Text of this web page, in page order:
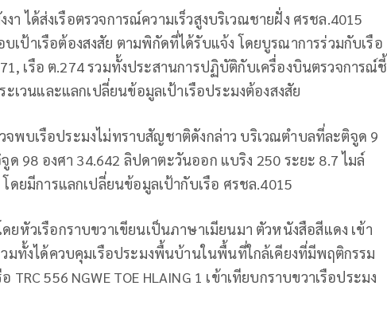
า ได้ส่งเรือตรวจการณ์ความเร็วสูงบริเวณชายฝั่ง ศรชล.4015
เป้าเรือต้องสงสัย ตามพิกัดที่ได้รับแจ้ง โดยบูรณาการร่วมกับเรือ
เรือ ต.274 รวมทั้งประสานการปฏิบัติกับเครื่องบินตรวจการณ์ชี้
เวนและแลกเปลี่ยนข้อมูลเป้าเรือประมงต้องสงสัย
วจพบเรือประมงไม่ทราบสัญชาติดังกล่าว บริเวณตำบลที่ละติจูด 9
ด 98 องศา 34.642 ลิปดาตะวันออก แบริง 250 ระยะ 8.7 ไมล์
ดยมีการแลกเปลี่ยนข้อมูลเป้ากับเรือ ศรชล.4015
ยหัวเรือกราบขวาเขียนเป็นภาษาเมียนมา ตัวหนังสือสีแดง เข้า
วมทั้งได้ควบคุมเรือประมงพื้นบ้านในพื้นที่ใกล้เคียงที่มีพฤติกรรม
556 NGWE TOE HLAING 1 เข้าเทียบกราบขวาเรือประมง